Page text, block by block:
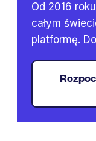
Od 2016
całym
platformę.